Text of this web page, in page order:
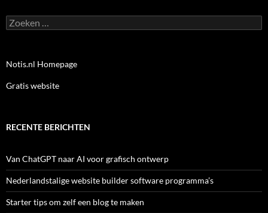
Zoeken
naar:
Notis.nl Homepage
Gratis website
RECENTE BERICHTEN
Van ChatGPT naar AI voor grafisch ontwerp
Nederlandstalige website builder software programma’s
Starter tips om zelf een blog te maken